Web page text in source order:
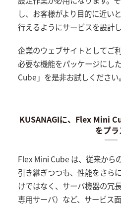
し、お客様がより目的に近い
行えるようにサービスを設計し
企業のウェブサイトとしてご
必要な機能をパッケージにし
Cube」を是非お試しください。
KUSANAGIに、Flex Mini
をプラ
Flex Mini Cube は、従来から
引き継ぎつつも、性能をさら
けではなく、サーバ機器の冗
専用サーバ）など、サービス